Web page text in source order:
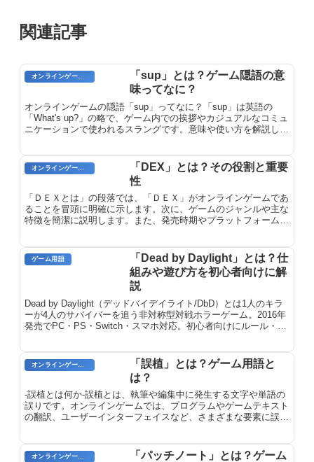
関連記事
オンラインゲーム用語
「sup」とは？ゲーム隠語の意
味ってなに？
オンラインゲームの隠語「sup」ってなに？「sup」は英語の
「What's up?」の略で、ゲーム内での挨拶やカジュアルなコミュ
ニケーションで使われるスラングです。意味や使い方を解説しま
「DEX」とは？その役割と重要
性
「ＤＥＸとは」の段落では、「ＤＥＸ」がオンラインゲームであ
ることを冒頭に明確に示します。次に、ゲームのジャンルや主な
特徴を簡潔に説明します。また、発売時期やプラットフォームな
明します。
ゲーム用語
「Dead by Daylight」とは？仕
組みや遊び方を初心者向けに解
説
Dead by Daylight（デッドバイデイライト/DbD）とは1人のキラ
ーが4人のサバイバーを追う非対称型対戦ホラーゲーム。2016年
発売でPC・PS・Switch・スマホ対応。初心者向けにルール・遊
オンラインゲームのプレイに関する用語
「誤植」とは？ゲーム用語と
は？
-誤植とは何か-誤植とは、執筆や編集中に発生する文字や単語の
誤りです。オンラインゲームでは、プログラムやゲームテキスト
の翻訳、ユーザーインターフェイスなど、さまざまな要素に誤植
す。
「パッチノート」とは？ゲーム